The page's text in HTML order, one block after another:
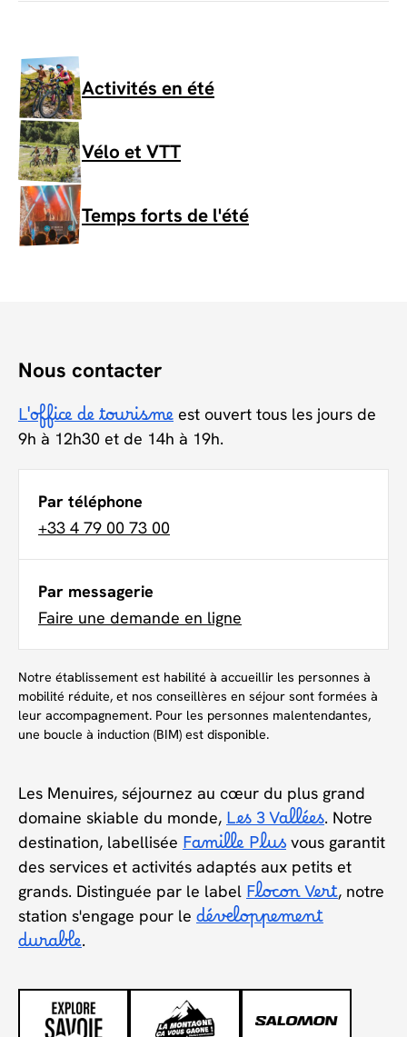
Activités en été
Vélo et VTT
Temps forts de l'été
Nous contacter
L'office de tourisme est ouvert tous les jours de
9h à 12h30 et de 14h à 19h.
Par téléphone
+33 4 79 00 73 00
Par messagerie
Faire une demande en ligne
Notre établissement est habilité à accueillir les personnes à
mobilité réduite, et nos conseillères en séjour sont formées à
leur accompagnement. Pour les personnes malentendantes,
une boucle à induction (BIM) est disponible.
Les Menuires, séjournez au cœur du plus grand
domaine skiable du monde, Les 3 Vallées. Notre
destination, labellisée Famille Plus vous garantit
des services et activités adaptés aux petits et
grands. Distinguée par le label Flocon Vert, notre
station s'engage pour le développement
durable.